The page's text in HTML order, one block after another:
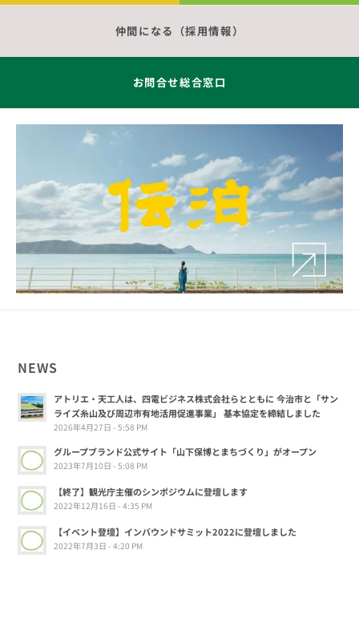
仲間になる（採用情報）
お問合せ総合窓口
NEWS
アトリエ・天工人は、四電ビジネス株式会社らとともに 今治市と「サン
ライズ糸山及び周辺市有地活用促進事業」 基本協定を締結しました
2026年4月27日 - 5:58 PM
グループブランド公式サイト「山下保博とまちづくり」がオープン
2023年7月10日 - 5:08 PM
【終了】観光庁主催のシンポジウムに登壇します
2022年12月16日 - 4:35 PM
【イベント登壇】インバウンドサミット2022に登壇しました
2022年7月3日 - 4:20 PM